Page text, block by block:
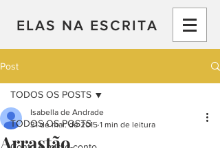
ELAS NA ESCRITA
Post
TODOS OS POSTS
TODOS OS POSTS
Arrastão
Isabella de Andrade
31 de mai. de 2015 1 min de leitura